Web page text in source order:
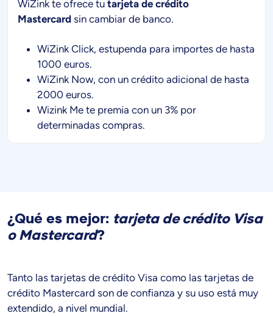
WiZink te ofrece tu tarjeta de crédito
Mastercard sin cambiar de banco.
WiZink Click, estupenda para importes de hasta
1000 euros.
WiZink Now, con un crédito adicional de hasta
2000 euros.
Wizink Me te premia con un 3% por
determinadas compras.
¿Qué es mejor: tarjeta de crédito Visa
o Mastercard?
Tanto las tarjetas de crédito Visa como las tarjetas de
crédito Mastercard son de confianza y su uso está muy
extendido, a nivel mundial.